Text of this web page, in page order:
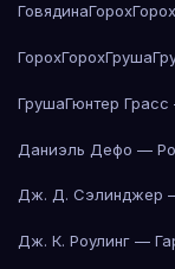
ГовядинаГорохГорох
ГорохГорохГруша
ГрушаГюнтер
Даниэль Дефо —
Дж. Д. Сэлинджер
Дж. К. Роулинг —